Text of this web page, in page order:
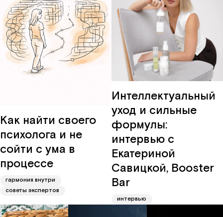
Как найти своего
психолога и не
сойти с ума в
процессе
гармония внутри
советы экспертов
Интеллектуальный
уход и сильные
формулы:
интервью с
Екатериной
Савицкой, Booster
Bar
интервью